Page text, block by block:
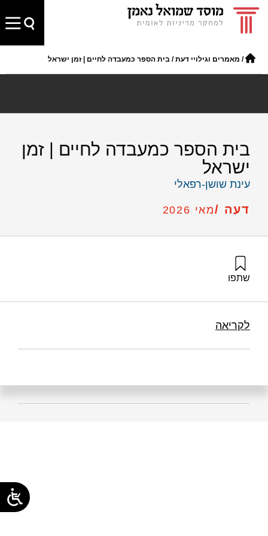
/ מאמרים וגילויי דעת/ בית הספר כמעבדה לחיים | זמן ישראל
בית הספר כמעבדה לחיים | זמן
ישראל
עינת שושן-רפאלי
דעה /מאי 2026
שתפו
לקריאה